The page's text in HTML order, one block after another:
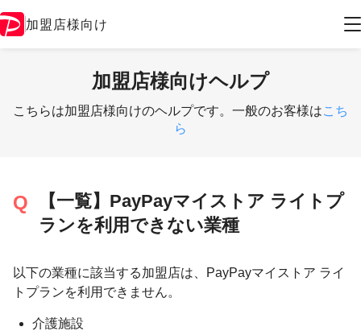
加盟店様向け
加盟店様向けヘルプ
こちらは加盟店様向けのヘルプです。一般のお客様はこち
ら
【一覧】PayPayマイストア ライトプ
ランを利用できない業種
以下の業種に該当する加盟店は、PayPayマイストア ライ
トプランを利用できません。
介護施設